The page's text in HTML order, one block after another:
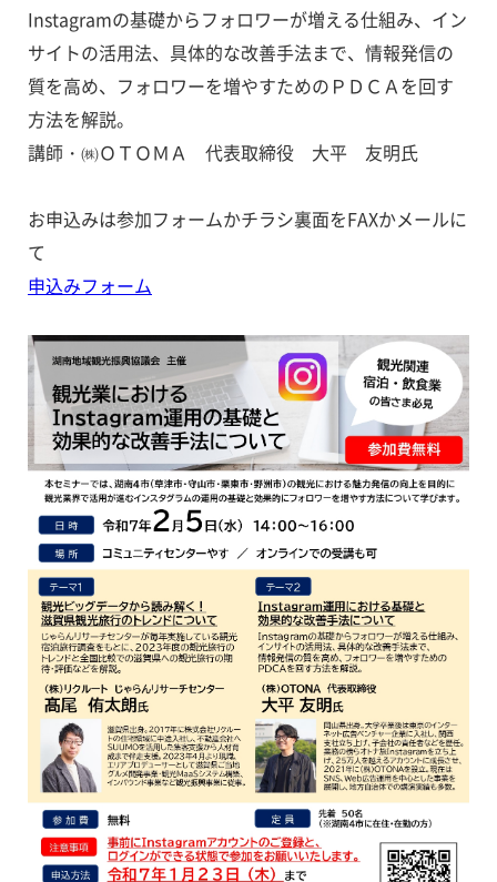
Instagramの基礎からフォロワーが増える仕組み、イン
サイトの活用法、具体的な改善手法まで、情報発信の
質を高め、フォロワーを増やすためのＰＤＣＡを回す
方法を解説。
講師・㈱ＯＴＯＭＡ 代表取締役 大平 友明氏
お申込みは参加フォームかチラシ裏面をFAXかメールに
て
申込みフォーム